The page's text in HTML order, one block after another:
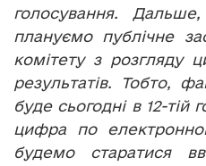
голосування.
плануємо публічне
комітету з розгляду
результатів. Тобто,
буде сьогодні в 12-тій
цифра по
будемо старатися